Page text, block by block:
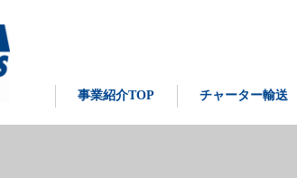
事業紹介TOP チャーター輸送